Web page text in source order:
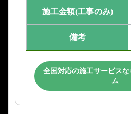
施工金額(工事のみ)
備考
全国対応の施工サービス
ム